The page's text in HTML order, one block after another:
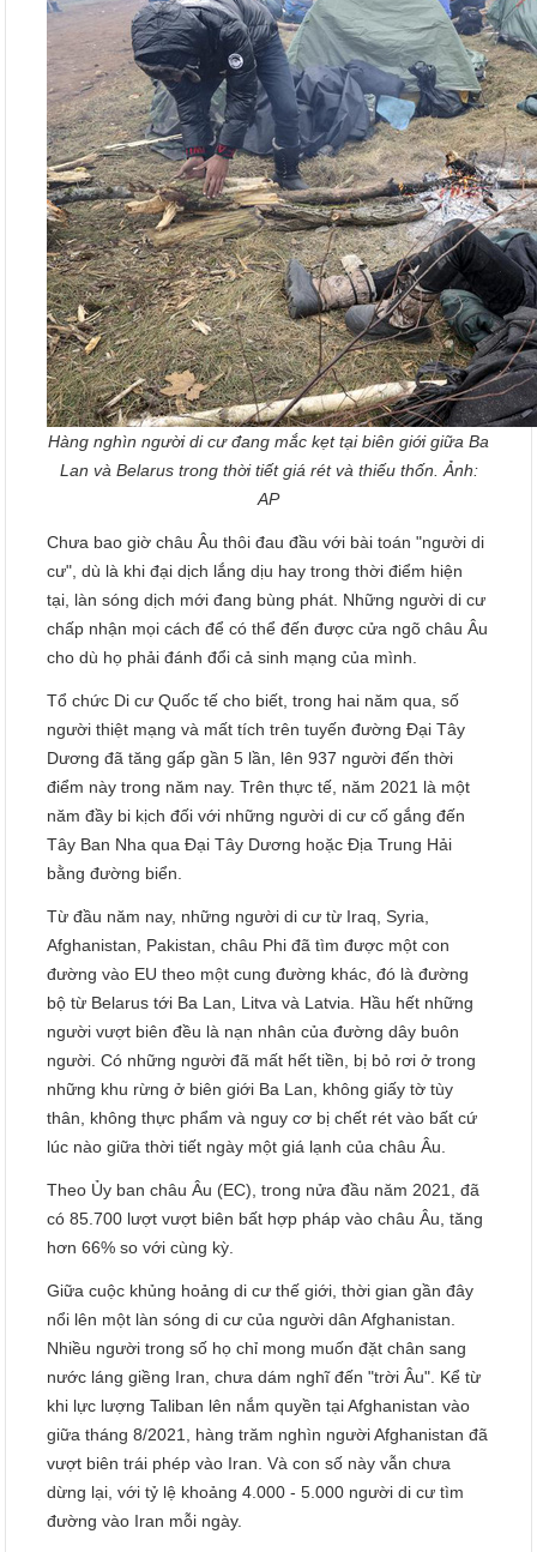
Hàng nghìn người di cư đang mắc kẹt tại biên giới giữa Ba
Lan và Belarus trong thời tiết giá rét và thiếu thốn. Ảnh:
AP
Chưa bao giờ châu Âu thôi đau đầu với bài toán "người di
cư", dù là khi đại dịch lắng dịu hay trong thời điểm hiện
tại, làn sóng dịch mới đang bùng phát. Những người di cư
chấp nhận mọi cách để có thể đến được cửa ngõ châu Âu
cho dù họ phải đánh đổi cả sinh mạng của mình.
Tổ chức Di cư Quốc tế cho biết, trong hai năm qua, số
người thiệt mạng và mất tích trên tuyến đường Đại Tây
Dương đã tăng gấp gần 5 lần, lên 937 người đến thời
điểm này trong năm nay. Trên thực tế, năm 2021 là một
năm đầy bi kịch đối với những người di cư cố gắng đến
Tây Ban Nha qua Đại Tây Dương hoặc Địa Trung Hải
bằng đường biển.
Từ đầu năm nay, những người di cư từ Iraq, Syria,
Afghanistan, Pakistan, châu Phi đã tìm được một con
đường vào EU theo một cung đường khác, đó là đường
bộ từ Belarus tới Ba Lan, Litva và Latvia. Hầu hết những
người vượt biên đều là nạn nhân của đường dây buôn
người. Có những người đã mất hết tiền, bị bỏ rơi ở trong
những khu rừng ở biên giới Ba Lan, không giấy tờ tùy
thân, không thực phẩm và nguy cơ bị chết rét vào bất cứ
lúc nào giữa thời tiết ngày một giá lạnh của châu Âu.
Theo Ủy ban châu Âu (EC), trong nửa đầu năm 2021, đã
có 85.700 lượt vượt biên bất hợp pháp vào châu Âu, tăng
hơn 66% so với cùng kỳ.
Giữa cuộc khủng hoảng di cư thế giới, thời gian gần đây
nổi lên một làn sóng di cư của người dân Afghanistan.
Nhiều người trong số họ chỉ mong muốn đặt chân sang
nước láng giềng Iran, chưa dám nghĩ đến "trời Âu". Kể từ
khi lực lượng Taliban lên nắm quyền tại Afghanistan vào
giữa tháng 8/2021, hàng trăm nghìn người Afghanistan đã
vượt biên trái phép vào Iran. Và con số này vẫn chưa
dừng lại, với tỷ lệ khoảng 4.000 - 5.000 người di cư tìm
đường vào Iran mỗi ngày.